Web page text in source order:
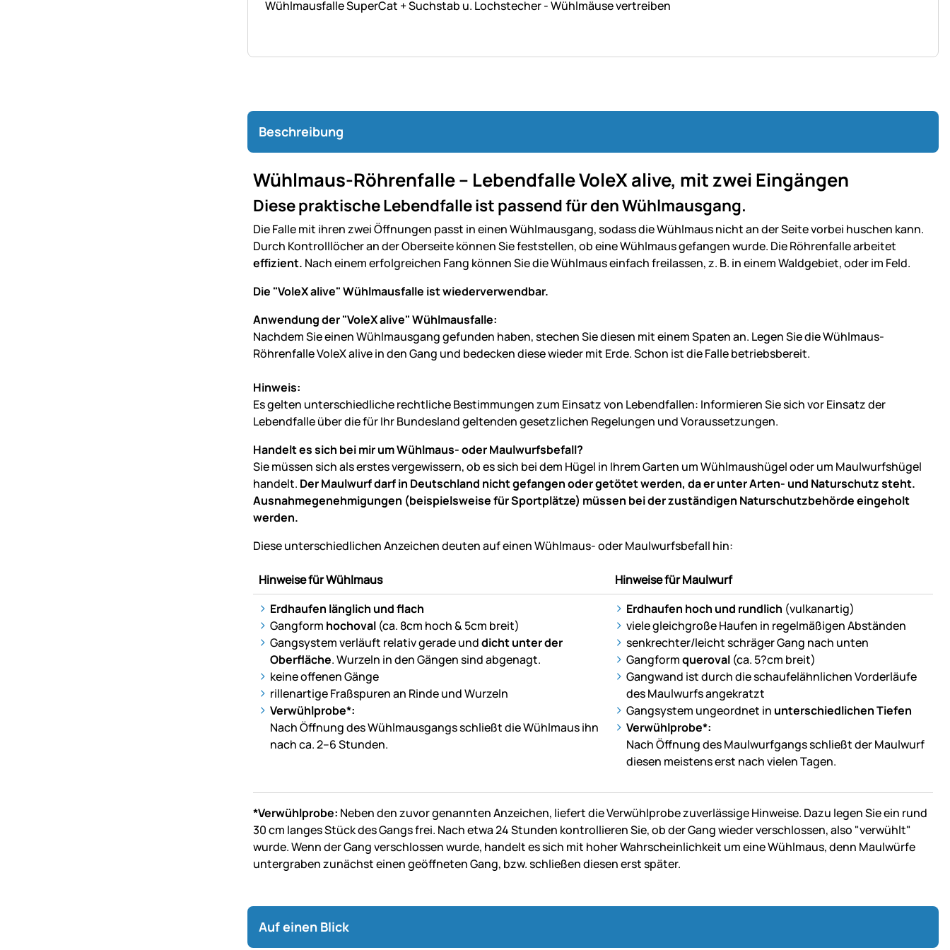
Wühlmausfalle SuperCat + Suchstab u. Lochstecher - Wühlmäuse vertreiben
Beschreibung
Wühlmaus-Röhrenfalle – Lebendfalle VoleX alive, mit zwei Eingängen
Diese praktische Lebendfalle ist passend für den Wühlmausgang.
Die Falle mit ihren zwei Öffnungen passt in einen Wühlmausgang, sodass die Wühlmaus nicht an der Seite vorbei huschen kann.
Durch Kontrolllöcher an der Oberseite können Sie feststellen, ob eine Wühlmaus gefangen wurde. Die Röhrenfalle arbeitet
effizient. Nach einem erfolgreichen Fang können Sie die Wühlmaus einfach freilassen, z. B. in einem Waldgebiet, oder im Feld.
Die "VoleX alive" Wühlmausfalle ist wiederverwendbar.
Anwendung der "VoleX alive" Wühlmausfalle:
Nachdem Sie einen Wühlmausgang gefunden haben, stechen Sie diesen mit einem Spaten an. Legen Sie die Wühlmaus-
Röhrenfalle VoleX alive in den Gang und bedecken diese wieder mit Erde. Schon ist die Falle betriebsbereit.
Hinweis:
Es gelten unterschiedliche rechtliche Bestimmungen zum Einsatz von Lebendfallen: Informieren Sie sich vor Einsatz der
Lebendfalle über die für Ihr Bundesland geltenden gesetzlichen Regelungen und Voraussetzungen.
Handelt es sich bei mir um Wühlmaus- oder Maulwurfsbefall?
Sie müssen sich als erstes vergewissern, ob es sich bei dem Hügel in Ihrem Garten um Wühlmaushügel oder um Maulwurfshügel
handelt. Der Maulwurf darf in Deutschland nicht gefangen oder getötet werden, da er unter Arten- und Naturschutz steht.
Ausnahmegenehmigungen (beispielsweise für Sportplätze) müssen bei der zuständigen Naturschutzbehörde eingeholt
werden.
Diese unterschiedlichen Anzeichen deuten auf einen Wühlmaus- oder Maulwurfsbefall hin:
Hinweise für Wühlmaus
Hinweise für Maulwurf
Erdhaufen länglich und flach
Gangform hochoval (ca. 8cm hoch & 5cm breit)
Gangsystem verläuft relativ gerade unddicht unter der
Oberfläche. Wurzeln in den Gängen sind abgenagt.
keine offenen Gänge
rillenartige Fraßspuren an Rinde und Wurzeln
Verwühlprobe*:
Nach Öffnung des Wühlmausgangs schließt die Wühlmaus ihn
nach ca. 2–6 Stunden.
Erdhaufen hoch und rundlich (vulkanartig)
viele gleichgroße Haufen in regelmäßigen Abständen
senkrechter/leicht schräger Gang nach unten
Gangformqueroval (ca. 5?cm breit)
Gangwand ist durch die schaufelähnlichen Vorderläufe
des Maulwurfs angekratzt
Gangsystem ungeordnet in unterschiedlichen Tiefen
Verwühlprobe*:
Nach Öffnung des Maulwurfgangs schließt der Maulwurf
diesen meistens erst nach vielen Tagen.
*Verwühlprobe: Neben den zuvor genannten Anzeichen, liefert die Verwühlprobe zuverlässige Hinweise. Dazu legen Sie ein rund
30 cm langes Stück des Gangs frei. Nach etwa 24 Stunden kontrollieren Sie, ob der Gang wieder verschlossen, also "verwühlt"
wurde. Wenn der Gang verschlossen wurde, handelt es sich mit hoher Wahrscheinlichkeit um eine Wühlmaus, denn Maulwürfe
untergraben zunächst einen geöffneten Gang, bzw. schließen diesen erst später.
Auf einen Blick